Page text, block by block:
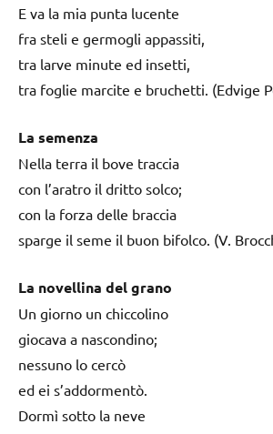
E va la mia punta lucente
fra steli e germogli appassiti,
tra larve minute ed insetti,
tra foglie marcite e bruchetti. (Edvige
La semenza
Nella terra il bove traccia
con l’aratro il dritto solco;
con la forza delle braccia
sparge il seme il buon bifolco. (V.
La novellina del grano
Un giorno un chiccolino
giocava a nascondino;
nessuno lo cercò
ed ei s’addormentò.
Dormì sotto la neve